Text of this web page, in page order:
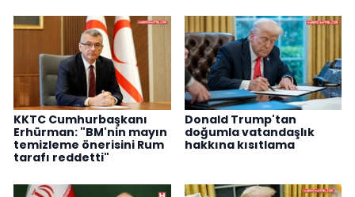
KKTC Cumhurbaşkanı
Erhürman: "BM'nin mayın
temizleme önerisini Rum
tarafı reddetti"
Donald Trump'tan
doğumla vatandaşlık
hakkına kısıtlama